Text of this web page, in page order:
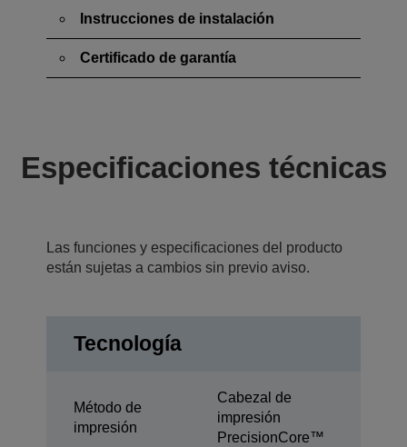
Instrucciones de instalación
Certificado de garantía
Especificaciones técnicas
Las funciones y especificaciones del producto
están sujetas a cambios sin previo aviso.
Tecnología
Método de
impresión
Cabezal de
impresión
PrecisionCore™